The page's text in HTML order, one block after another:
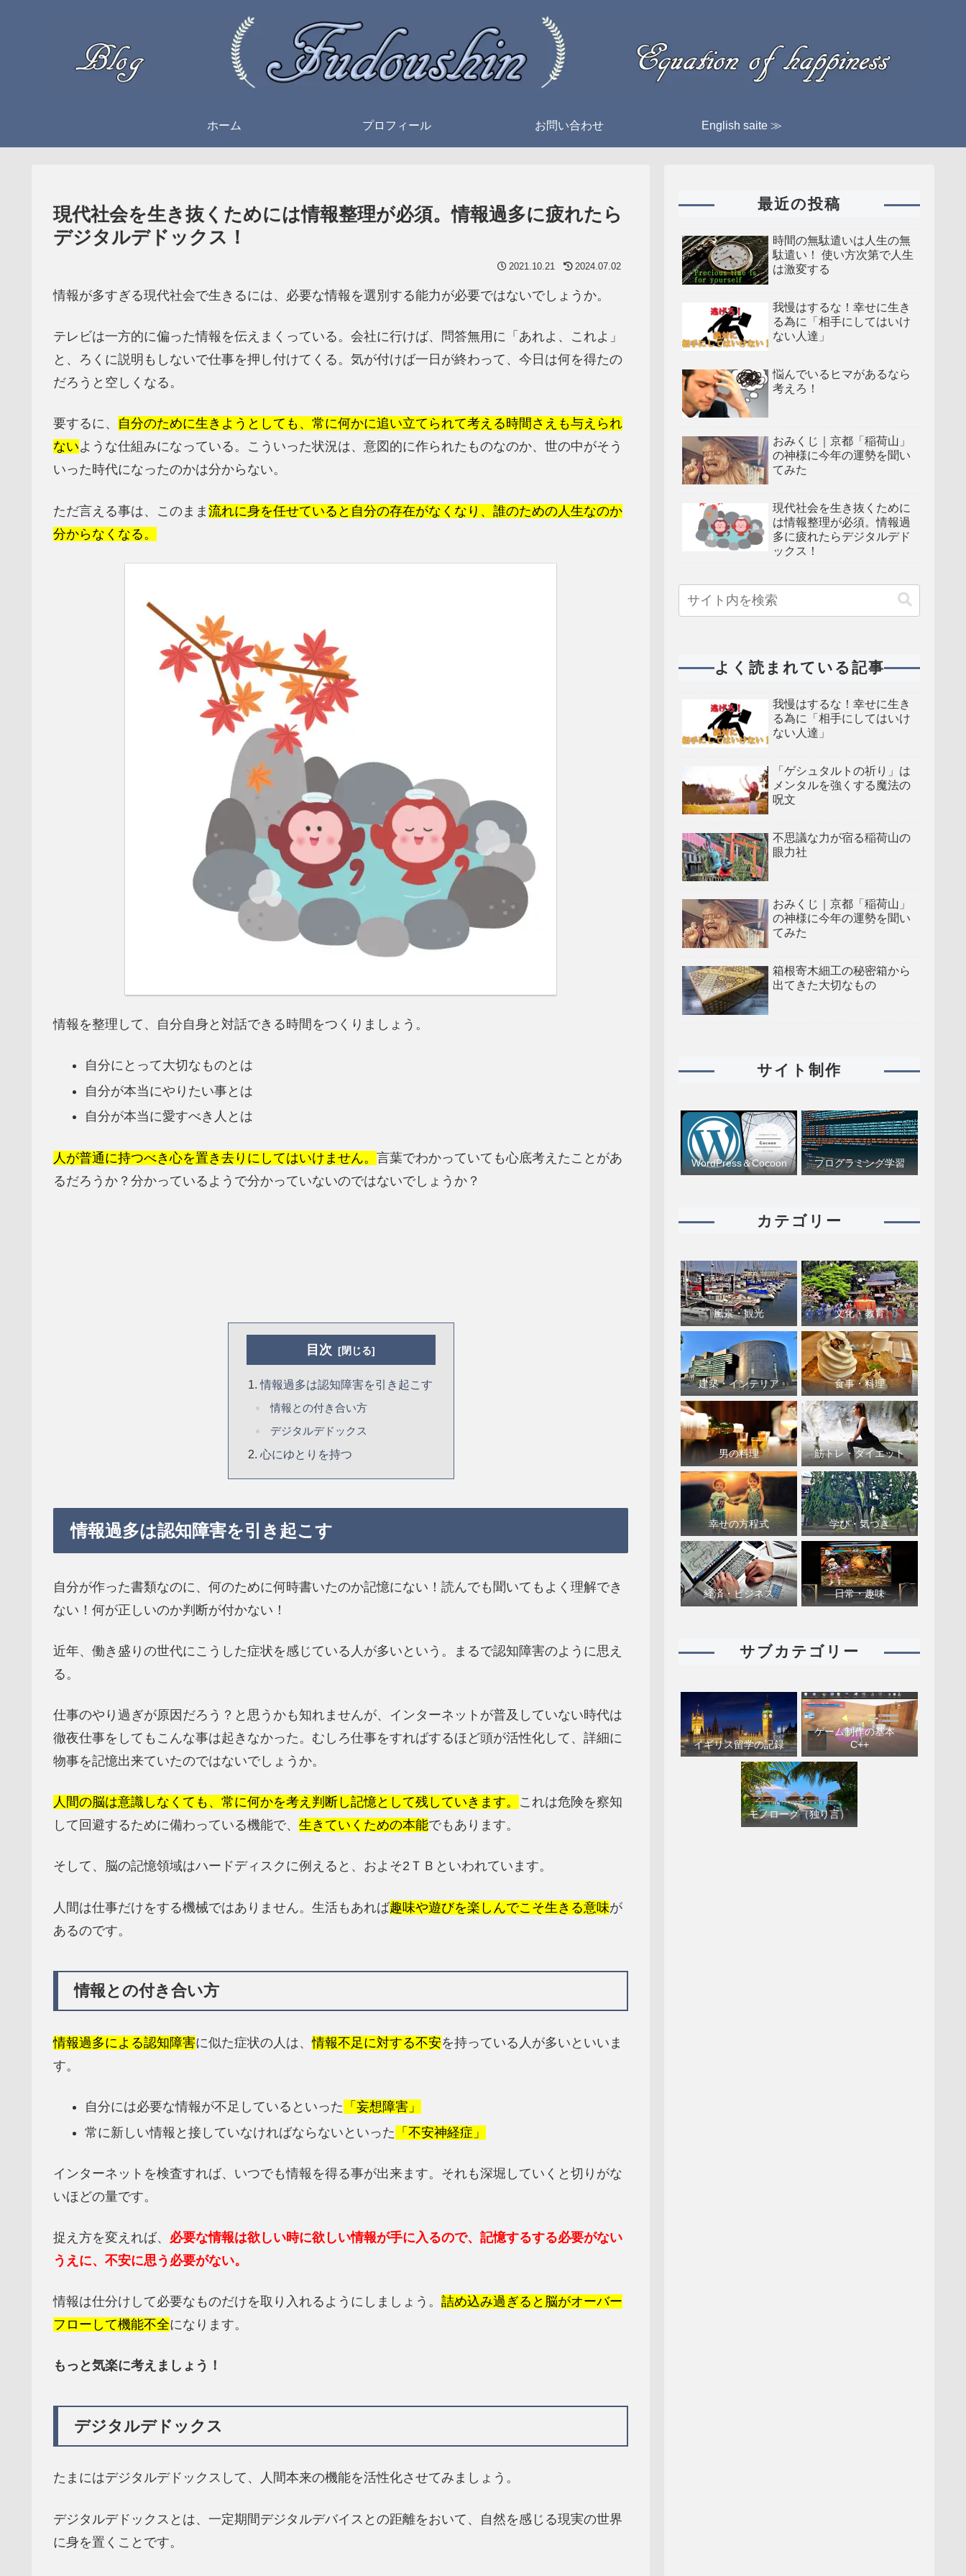
ホーム プロフィール お問い合わせ English saite ≫
現代社会を生き抜くためには情報整理が必須。情報過多に疲れたら
デジタルデドックス！
2021.10.21 2024.07.02
情報が多すぎる現代社会で生きるには、必要な情報を選別する能力が必要ではないでしょうか。
テレビは一方的に偏った情報を伝えまくっている。会社に行けば、問答無用に「あれよ、これよ」
と、ろくに説明もしないで仕事を押し付けてくる。気が付けば一日が終わって、今日は何を得たの
だろうと空しくなる。
要するに、 自分のために生きようとしても、常に何かに追い立てられて考える時間さえも与えられ
ないような仕組みになっている。こういった状況は、意図的に作られたものなのか、世の中がそう
いった時代になったのかは分からない。
ただ言える事は、このまま 流れに身を任せていると自分の存在がなくなり、誰のための人生なのか
分からなくなる。
情報を整理して、自分自身と対話できる時間をつくりましょう。
自分にとって大切なものとは
自分が本当にやりたい事とは
自分が本当に愛すべき人とは
人が普通に持つべき心を置き去りにしてはいけません。 言葉でわかっていても心底考えたことがあ
るだろうか？分かっているようで分かっていないのではないでしょうか？
目次
情報過多は認知障害を引き起こす
情報との付き合い方
デジタルデドックス
心にゆとりを持つ
情報過多は認知障害を引き起こす
自分が作った書類なのに、何のために何時書いたのか記憶にない！読んでも聞いてもよく理解でき
ない！何が正しいのか判断が付かない！
近年、働き盛りの世代にこうした症状を感じている人が多いという。まるで認知障害のように思え
る。
仕事のやり過ぎが原因だろう？と思うかも知れませんが、インターネットが普及していない時代は
徹夜仕事をしてもこんな事は起きなかった。むしろ仕事をすればするほど頭が活性化して、詳細に
物事を記憶出来ていたのではないでしょうか。
人間の脳は意識しなくても、常に何かを考え判断し記憶として残していきます。 これは危険を察知
して回避するために備わっている機能で、 生きていくための本能でもあります。
そして、脳の記憶領域はハードディスクに例えると、およそ2ＴＢといわれています。
人間は仕事だけをする機械ではありません。生活もあれば趣味や遊びを楽しんでこそ生きる意味が
あるのです。
情報との付き合い方
情報過多による認知障害に似た症状の人は、情報不足に対する不安を持っている人が多いといいま
す。
自分には必要な情報が不足しているといった 「妄想障害」
常に新しい情報と接していなければならないといった 「不安神経症」
インターネットを検査すれば、いつでも情報を得る事が出来ます。それも深堀していくと切りがな
いほどの量です。
捉え方を変えれば、 必要な情報は欲しい時に欲しい情報が手に入るので、記憶するする必要がない
うえに、不安に思う必要がない。
情報は仕分けして必要なものだけを取り入れるようにしましょう。 詰め込み過ぎると脳がオーバー
フローして機能不全になります。
もっと気楽に考えましょう！
デジタルデドックス
たまにはデジタルデドックスして、人間本来の機能を活性化させてみましょう。
デジタルデドックスとは、一定期間デジタルデバイスとの距離をおいて、自然を感じる現実の世界
に身を置くことです。
最近の投稿
時間の無駄遣いは人生の無
駄遣い！ 使い方次第で人生
は激変する
我慢はするな！幸せに生き
る為に「相手にしてはいけ
ない人達」
悩んでいるヒマがあるなら
考えろ！
おみくじ｜京都「稲荷山」
の神様に今年の運勢を聞い
てみた
現代社会を生き抜くために
は情報整理が必須。情報過
多に疲れたらデジタルデド
ックス！
よく読まれている記事
我慢はするな！幸せに生き
る為に「相手にしてはいけ
ない人達」
「ゲシュタルトの祈り」は
メンタルを強くする魔法の
呪文
不思議な力が宿る稲荷山の
眼力社
おみくじ｜京都「稲荷山」
の神様に今年の運勢を聞い
てみた
箱根寄木細工の秘密箱から
出てきた大切なもの
サイト制作
WordPress＆Cocoon プログラミング学習
カテゴリー
風景・観光 文化・教育
建築・インテリア 食事・料理
男の料理 筋トレ・ダイエット
幸せの方程式 学び・気づき
経済・ビジネス 日常・趣味
サブカテゴリー
イギリス留学の記録
ゲーム制作の基本
C++
モノローグ（独り言）